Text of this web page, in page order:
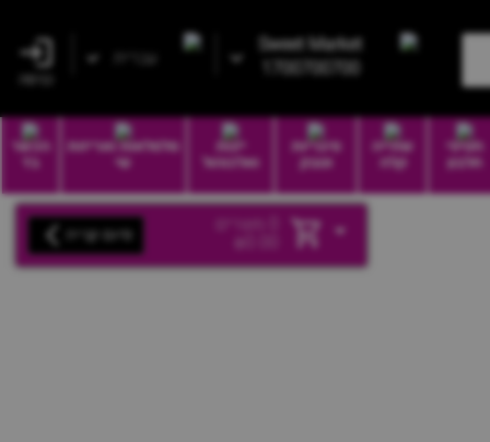
עברית
Sweet Market
1700700700
חטיפי
חלבון
שתייה
קלה
סיגריות
וטבק
יינות
ואלכוהול
סלסלאות ואריזות
שי
הכשר
בד
מוצרים
₪ סיום קנייה